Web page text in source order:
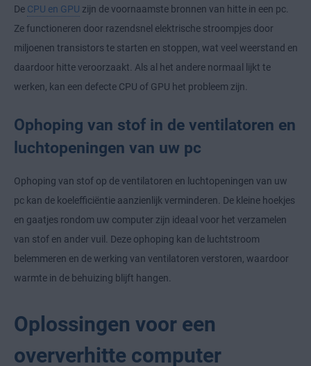
De CPU en GPU zijn de voornaamste bronnen van hitte in een pc.
Ze functioneren door razendsnel elektrische stroompjes door
miljoenen transistors te starten en stoppen, wat veel weerstand en
daardoor hitte veroorzaakt. Als al het andere normaal lijkt te
werken, kan een defecte CPU of GPU het probleem zijn.
Ophoping van stof in de ventilatoren en
luchtopeningen van uw pc
Ophoping van stof op de ventilatoren en luchtopeningen van uw
pc kan de koelefficiëntie aanzienlijk verminderen. De kleine hoekjes
en gaatjes rondom uw computer zijn ideaal voor het verzamelen
van stof en ander vuil. Deze ophoping kan de luchtstroom
belemmeren en de werking van ventilatoren verstoren, waardoor
warmte in de behuizing blijft hangen.
Oplossingen voor een
oververhitte computer